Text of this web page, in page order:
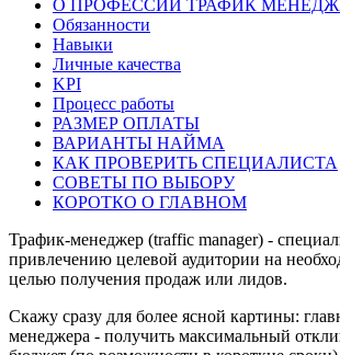
О ПРОФЕССИИ ТРАФИК
Обязанности
Навыки
Личные качества
KPI
Процесс работы
РАЗМЕР ОПЛАТЫ
ВАРИАНТЫ НАЙМА
КАК ПРОВЕРИТЬ СПЕЦИАЛИСТА
СОВЕТЫ ПО ВЫБОРУ
КОРОТКО О ГЛАВНОМ
Трафик-менеджер (traffic manager) -
привлечению целевой аудитории на
целью получения продаж или лидов.
Скажу сразу для более ясной картины:
менеджера - получить максимальный